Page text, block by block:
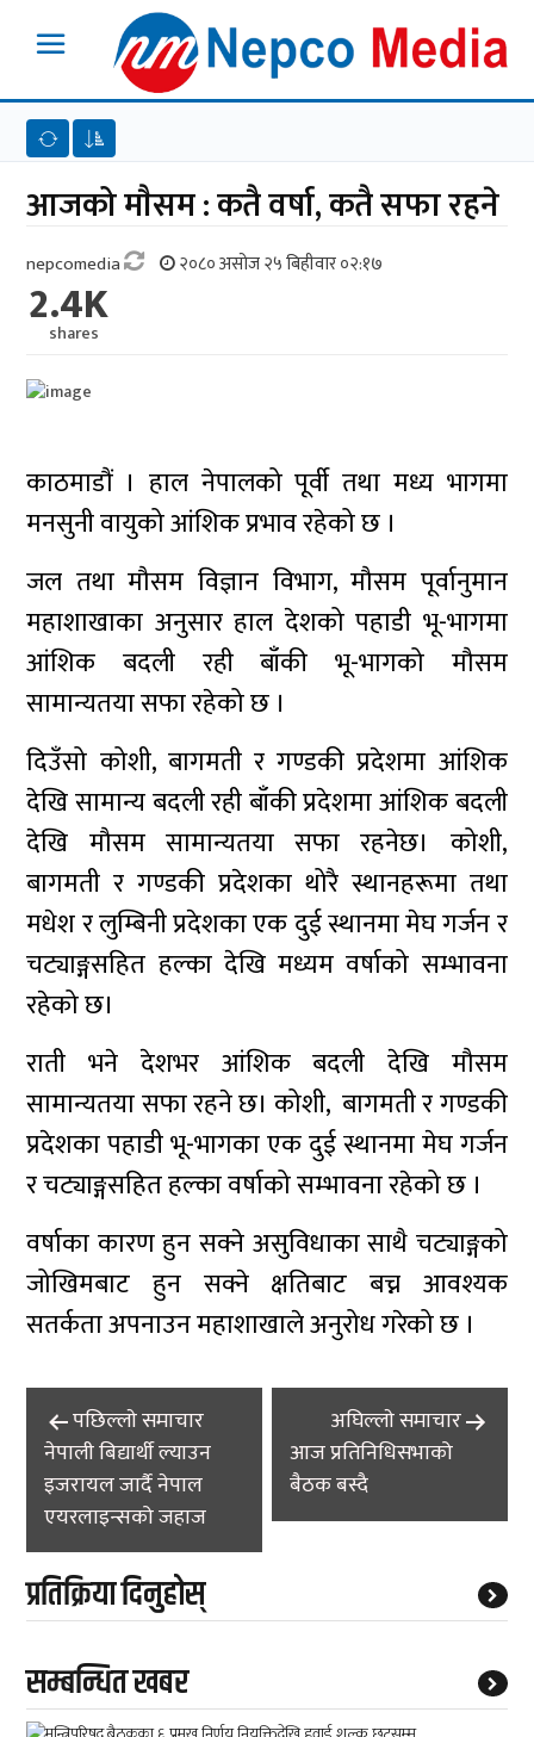
आजको माैसम : कतै वर्षा, कतै सफा रहने
nepcomedia २०८० असोज २५ बिहीवार ०२:१७
2.4K
shares
काठमाडौं । हाल नेपालको पूर्वी तथा मध्य भागमा
मनसुनी वायुको आंशिक प्रभाव रहेको छ ।
जल तथा मौसम विज्ञान विभाग, मौसम पूर्वानुमान
महाशाखाका अनुसार हाल देशको पहाडी भू-भागमा
आंशिक बदली रही बाँकी भू-भागको मौसम
सामान्यतया सफा रहेको छ ।
दिउँसो कोशी, बागमती र गण्डकी प्रदेशमा आंशिक
देखि सामान्य बदली रही बाँकी प्रदेशमा आंशिक बदली
देखि मौसम सामान्यतया सफा रहनेछ। कोशी,
बागमती र गण्डकी प्रदेशका थोरै स्थानहरूमा तथा
मधेश र लुम्बिनी प्रदेशका एक दुई स्थानमा मेघ गर्जन र
चट्याङ्गसहित हल्का देखि मध्यम वर्षाको सम्भावना
रहेको छ।
राती भने देशभर आंशिक बदली देखि मौसम
सामान्यतया सफा रहने छ। कोशी, बागमती र गण्डकी
प्रदेशका पहाडी भू-भागका एक दुई स्थानमा मेघ गर्जन
र चट्याङ्गसहित हल्का वर्षाको सम्भावना रहेको छ ।
वर्षाका कारण हुन सक्ने असुविधाका साथै चट्याङ्गको
जोखिमबाट हुन सक्ने क्षतिबाट बच्न आवश्यक
सतर्कता अपनाउन महाशाखाले अनुरोध गरेको छ ।
Post
navigation
पछिल्लाे समाचार
नेपाली बिद्यार्थी ल्याउन
इजरायल जार्दै नेपाल
एयरलाइन्सको जहाज
अघिल्लाे समाचार
आज प्रतिनिधिसभाको
बैठक बस्दै
प्रतिक्रिया दिनुहोस्
सम्बन्धित खबर